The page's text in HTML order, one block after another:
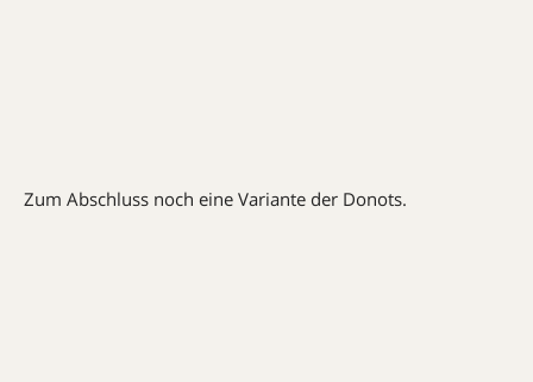
Zum Abschluss noch eine Variante der Donots.